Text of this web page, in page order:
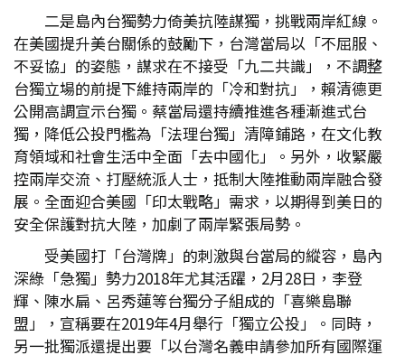
二是島內台獨勢力倚美抗陸謀獨，挑戰兩岸紅線。
在美國提升美台關係的鼓勵下，台灣當局以「不屈服、
不妥協」的姿態，謀求在不接受「九二共識」，不調整
台獨立場的前提下維持兩岸的「冷和對抗」，賴清德更
公開高調宣示台獨。蔡當局還持續推進各種漸進式台
獨，降低公投門檻為「法理台獨」清障鋪路，在文化教
育領域和社會生活中全面「去中國化」。另外，收緊嚴
控兩岸交流、打壓統派人士，抵制大陸推動兩岸融合發
展。全面迎合美國「印太戰略」需求，以期得到美日的
安全保護對抗大陸，加劇了兩岸緊張局勢。
受美國打「台灣牌」的刺激與台當局的縱容，島內
深綠「急獨」勢力2018年尤其活躍，2月28日，李登
輝、陳水扁、呂秀蓮等台獨分子組成的「喜樂島聯
盟」，宣稱要在2019年4月舉行「獨立公投」。同時，
另一批獨派還提出要「以台灣名義申請參加所有國際運